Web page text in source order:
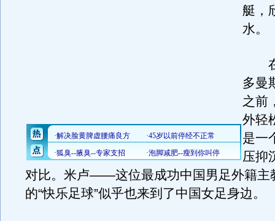
艇，
水。
在
多曼
之前
外轻
是一
压抑
对比。米卢——这位最成功中国男足外籍主
的“快乐足球”似乎也来到了中国女足身边。